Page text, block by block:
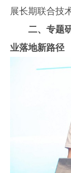
展长期联合技
二、专题
业落地新路径